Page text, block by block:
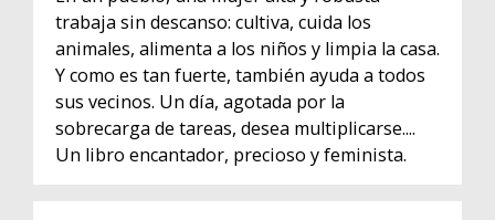
trabaja sin descanso: cultiva, cuida los
animales, alimenta a los niños y limpia la casa.
Y como es tan fuerte, también ayuda a todos
sus vecinos. Un día, agotada por la
sobrecarga de tareas, desea multiplicarse....
Un libro encantador, precioso y feminista.